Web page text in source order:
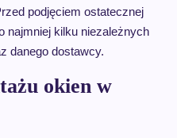
podjęciem ostatecznej
najmniej kilku niezależnych
danego dostawcy.
okien w